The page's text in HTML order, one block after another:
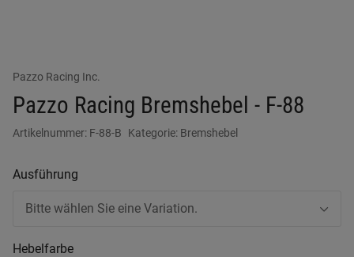
Pazzo Racing Inc.
Pazzo Racing Bremshebel - F-88
Artikelnummer: F-88-B Kategorie: Bremshebel
Ausführung
Bitte wählen Sie eine Variation.
Hebelfarbe